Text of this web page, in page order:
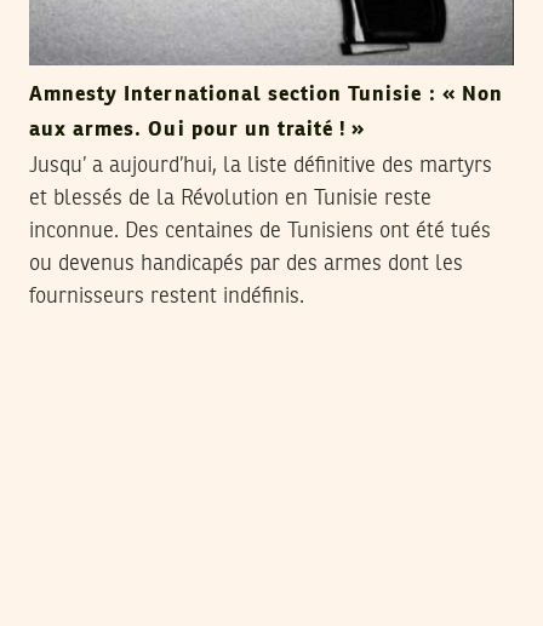
Amnesty International section Tunisie : « Non
aux armes. Oui pour un traité ! »
Jusqu’ a aujourd’hui, la liste définitive des martyrs
et blessés de la Révolution en Tunisie reste
inconnue. Des centaines de Tunisiens ont été tués
ou devenus handicapés par des armes dont les
fournisseurs restent indéfinis.